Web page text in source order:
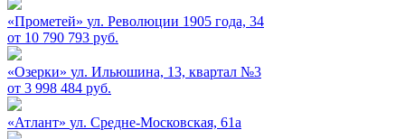
«Прометей» ул. Революции 1905 года, 34
от 10 790 793 руб.
«Озерки» ул. Ильюшина, 13, квартал №3
от 3 998 484 руб.
«Атлант» ул. Средне-Московская, 61а